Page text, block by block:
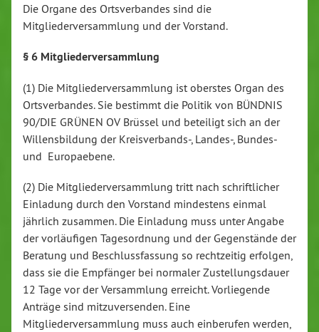
Die Organe des Ortsverbandes sind die
Mitgliederversammlung und der Vorstand.
§ 6 Mitgliederversammlung
(1) Die Mitgliederversammlung ist oberstes Organ des
Ortsverbandes. Sie bestimmt die Politik von BÜNDNIS
90/DIE GRÜNEN OV Brüssel und beteiligt sich an der
Willensbildung der Kreisverbands-, Landes-, Bundes-
und Europaebene.
(2) Die Mitgliederversammlung tritt nach schriftlicher
Einladung durch den Vorstand mindestens einmal
jährlich zusammen. Die Einladung muss unter Angabe
der vorläufigen Tagesordnung und der Gegenstände der
Beratung und Beschlussfassung so rechtzeitig erfolgen,
dass sie die Empfänger bei normaler Zustellungsdauer
12 Tage vor der Versammlung erreicht. Vorliegende
Anträge sind mitzuversenden. Eine
Mitgliederversammlung muss auch einberufen werden,